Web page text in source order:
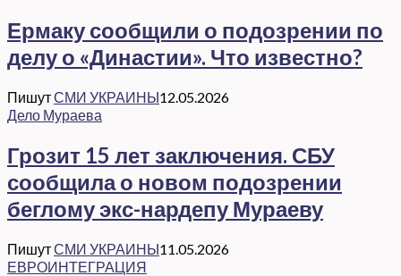
Ермаку сообщили о подозрении по
делу о «Династии». Что известно?
ПишутСМИ УКРАИНЫ12.05.2026
Дело Мураева
Грозит 15 лет заключения. СБУ
сообщила о новом подозрении
беглому экс-нардепу Мураеву
ПишутСМИ УКРАИНЫ11.05.2026
ЕВРОИНТЕГРАЦИЯ